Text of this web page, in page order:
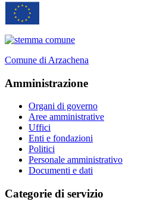
Comune di Arzachena
Amministrazione
Organi di governo
Aree amministrative
Uffici
Enti e fondazioni
Politici
Personale amministrativo
Documenti e dati
Categorie di servizio